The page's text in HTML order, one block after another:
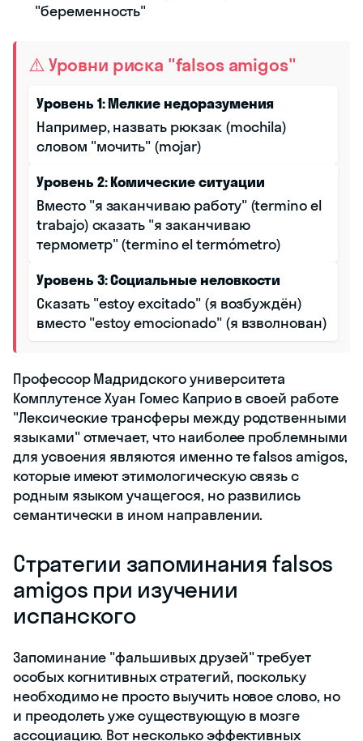
"беременность"
⚠️ Уровни риска "falsos amigos"
Уровень 1: Мелкие недоразумения
Например, назвать рюкзак (mochila)
словом "мочить" (mojar)
Уровень 2: Комические ситуации
Вместо "я заканчиваю работу" (termino el
trabajo) сказать "я заканчиваю
термометр" (termino el termómetro)
Уровень 3: Социальные неловкости
Сказать "estoy excitado" (я возбуждён)
вместо "estoy emocionado" (я взволнован)
Профессор Мадридского университета
Комплутенсе Хуан Гомес Каприо в своей работе
"Лексические трансферы между родственными
языками" отмечает, что наиболее проблемными
для усвоения являются именно те falsos amigos,
которые имеют этимологическую связь с
родным языком учащегося, но развились
семантически в ином направлении.
Стратегии запоминания falsos
amigos при изучении
испанского
Запоминание "фальшивых друзей" требует
особых когнитивных стратегий, поскольку
необходимо не просто выучить новое слово, но
и преодолеть уже существующую в мозге
ассоциацию. Вот несколько эффективных